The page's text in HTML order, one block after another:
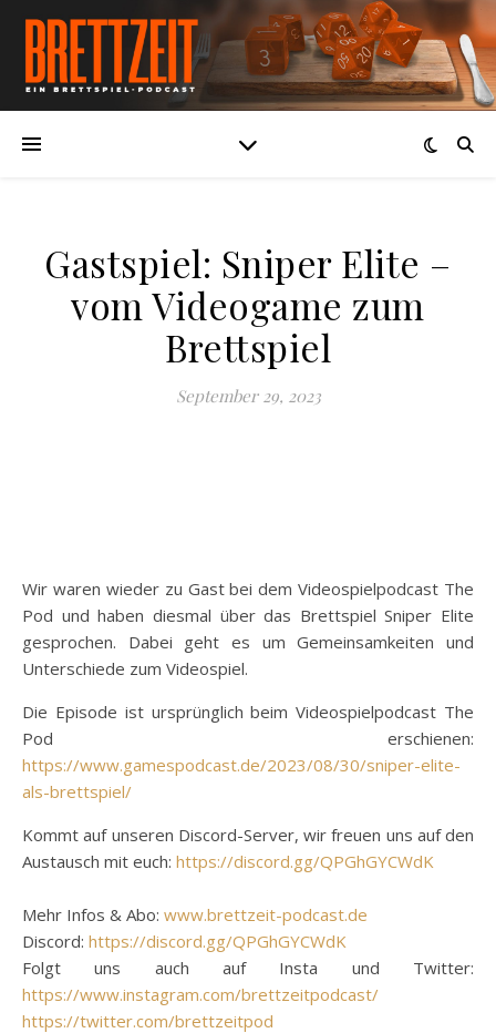
Gastspiel: Sniper Elite –
vom Videogame zum
Brettspiel
September 29, 2023
Wir waren wieder zu Gast bei dem Videospielpodcast The
Pod und haben diesmal über das Brettspiel Sniper Elite
gesprochen. Dabei geht es um Gemeinsamkeiten und
Unterschiede zum Videospiel.
Die Episode ist ursprünglich beim Videospielpodcast The
Pod erschienen:
https://www.gamespodcast.de/2023/08/30/sniper-elite-
als-brettspiel/
Kommt auf unseren Discord-Server, wir freuen uns auf den
Austausch mit euch: https://discord.gg/QPGhGYCWdK
Mehr Infos & Abo: www.brettzeit-podcast.de
Discord: https://discord.gg/QPGhGYCWdK
Folgt uns auch auf Insta und Twitter:
https://www.instagram.com/brettzeitpodcast/
https://twitter.com/brettzeitpod